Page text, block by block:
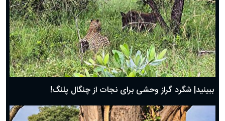
ببینید| شگرد گراز وحشی برای نجات از چنگال پلنگ!